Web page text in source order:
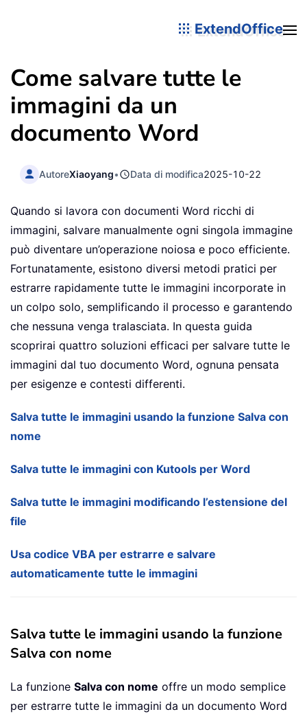
ExtendOffice
Come salvare tutte le
immagini da un
documento Word
AutoreXiaoyang• Data di modifica2025-10-22
Quando si lavora con documenti Word ricchi di
immagini, salvare manualmente ogni singola immagine
può diventare un’operazione noiosa e poco efficiente.
Fortunatamente, esistono diversi metodi pratici per
estrarre rapidamente tutte le immagini incorporate in
un colpo solo, semplificando il processo e garantendo
che nessuna venga tralasciata. In questa guida
scoprirai quattro soluzioni efficaci per salvare tutte le
immagini dal tuo documento Word, ognuna pensata
per esigenze e contesti differenti.
Salva tutte le immagini usando la funzione Salva con
nome
Salva tutte le immagini con Kutools per Word
Salva tutte le immagini modificando l’estensione del
file
Usa codice VBA per estrarre e salvare
automaticamente tutte le immagini
Salva tutte le immagini usando la funzione
Salva con nome
La funzione Salva con nome offre un modo semplice
per estrarre tutte le immagini da un documento Word